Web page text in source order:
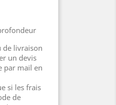
de livraison
un devis
par mail en
si les frais
de